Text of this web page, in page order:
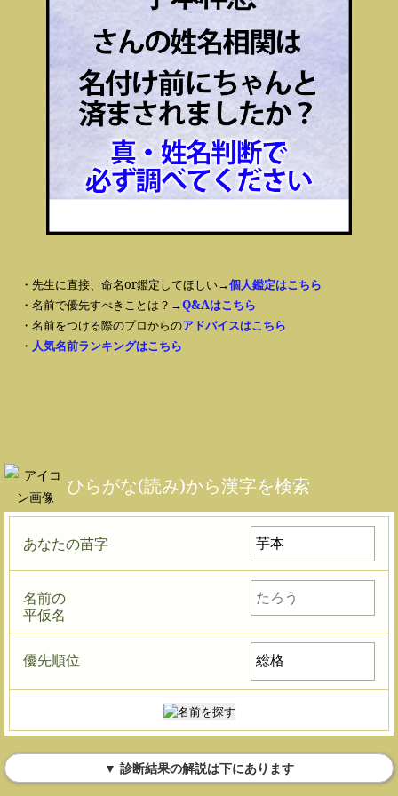
・先生に直接、命名or鑑定してほしい→個人鑑定はこちら
・名前で優先すべきことは？→Q&Aはこちら
・名前をつける際のプロからのアドバイスはこちら
・ 人気名前ランキングはこちら
ひらがな(読み)から漢字を検索
あなたの苗字
名前の
平仮名
優先順位
▼ 診断結果の解説は下にあります